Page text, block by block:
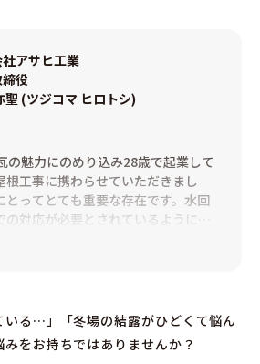
アサヒ工業
役
聖 (ツジコマ ヒロトシ)
の魅力にのめり込み28歳で起業して
根工事に携わらせていただきまし
とってとても重要な存在です。水回
対応が必要とされているように、
に解決したいですよね。
きたい。少しでも安心していただき
地域に根づいたまちの屋根屋さんを
いる…」「冬場の結露がひどくて悩ん
をお持ちではありませんか？